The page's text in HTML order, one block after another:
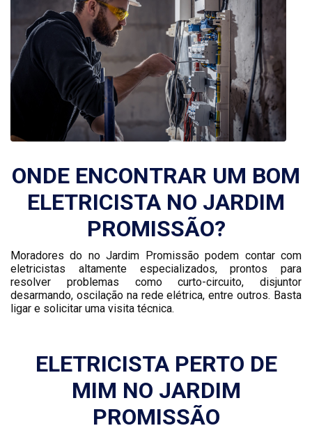
ONDE ENCONTRAR UM BOM
ELETRICISTA NO JARDIM
PROMISSÃO?
Moradores do no Jardim Promissão podem contar com
eletricistas altamente especializados, prontos para
resolver problemas como curto-circuito, disjuntor
desarmando, oscilação na rede elétrica, entre outros. Basta
ligar e solicitar uma visita técnica.
ELETRICISTA PERTO DE
MIM NO JARDIM
PROMISSÃO